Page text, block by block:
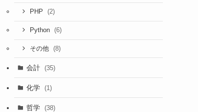
PHP (2)
Python (6)
その他 (8)
会計 (35)
化学 (1)
哲学 (38)